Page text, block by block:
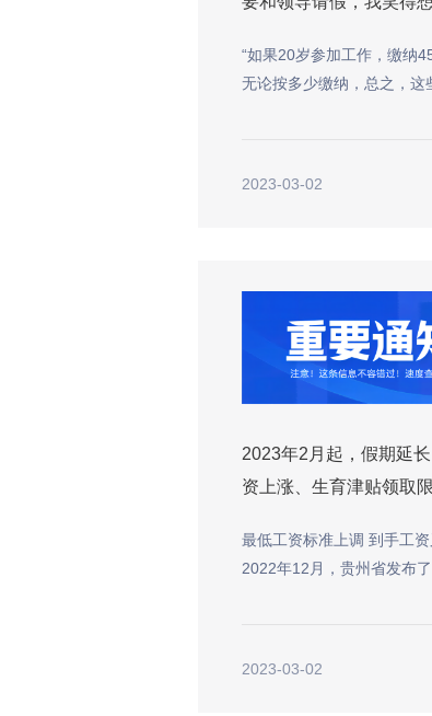
“如果20岁参加工作，缴纳
无论按多少缴纳，总之，这
2023-03-02
2023年2月起，假期延
资上涨、生育津贴领取
最低工资标准上调 到手工
2022年12月，贵州省发布
2023-03-02